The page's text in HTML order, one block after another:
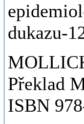
dukazu-
Překlad
ISBN